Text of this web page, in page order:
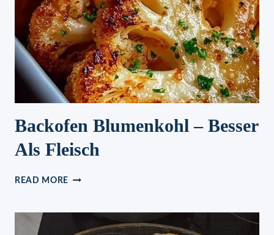
NUR
10
MINUTEN
FERTIG
Backofen Blumenkohl – Besser
Als Fleisch
READ MORE BACKOFEN